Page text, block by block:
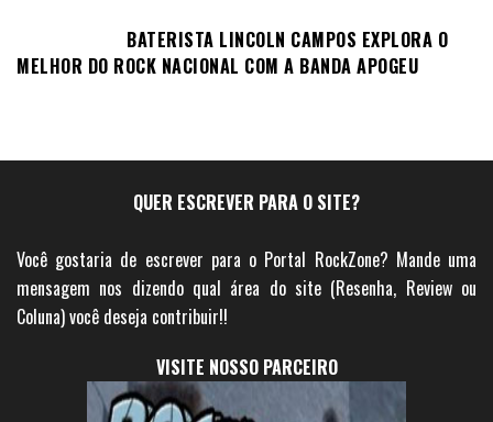
BATERISTA LINCOLN CAMPOS EXPLORA O
MELHOR DO ROCK NACIONAL COM A BANDA APOGEU
QUER ESCREVER PARA O SITE?
Você gostaria de escrever para o Portal RockZone? Mande uma
mensagem nos dizendo qual área do site (Resenha, Review ou
Coluna) você deseja contribuir!!
VISITE NOSSO PARCEIRO